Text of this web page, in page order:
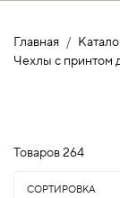
Главная
Чехлы с принтом
Товаров264
СОРТИРОВКА